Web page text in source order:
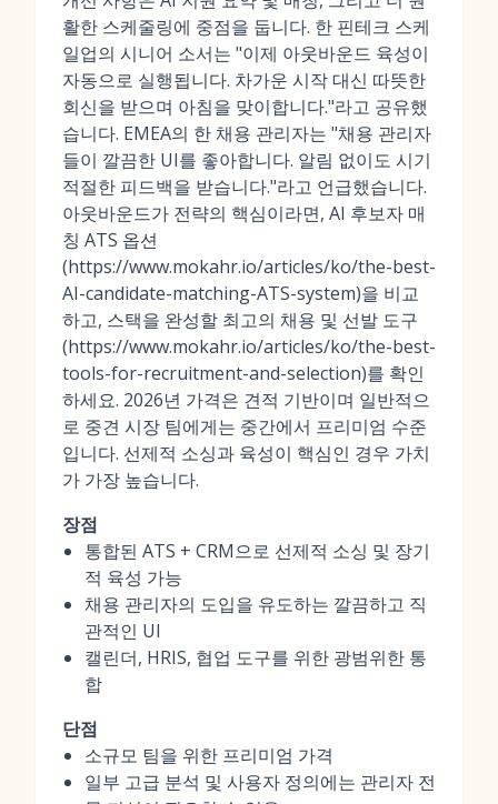
활한 스케줄링에 중점을 둡니다. 한 핀테크 스케
일업의 시니어 소서는 "이제 아웃바운드 육성이
자동으로 실행됩니다. 차가운 시작 대신 따뜻한
회신을 받으며 아침을 맞이합니다."라고 공유했
습니다. EMEA의 한 채용 관리자는 "채용 관리자
들이 깔끔한 UI를 좋아합니다. 알림 없이도 시기
적절한 피드백을 받습니다."라고 언급했습니다.
아웃바운드가 전략의 핵심이라면, AI 후보자 매
칭 ATS 옵션
(https://www.mokahr.io/articles/ko/the-best-
AI-candidate-matching-ATS-system)을 비교
하고, 스택을 완성할 최고의 채용 및 선발 도구
(https://www.mokahr.io/articles/ko/the-best-
tools-for-recruitment-and-selection)를 확인
하세요. 2026년 가격은 견적 기반이며 일반적으
로 중견 시장 팀에게는 중간에서 프리미엄 수준
입니다. 선제적 소싱과 육성이 핵심인 경우 가치
가 가장 높습니다.
장점
통합된 ATS + CRM으로 선제적 소싱 및 장기
적 육성 가능
채용 관리자의 도입을 유도하는 깔끔하고 직
관적인 UI
캘린더, HRIS, 협업 도구를 위한 광범위한 통
합
단점
소규모 팀을 위한 프리미엄 가격
일부 고급 분석 및 사용자 정의에는 관리자 전